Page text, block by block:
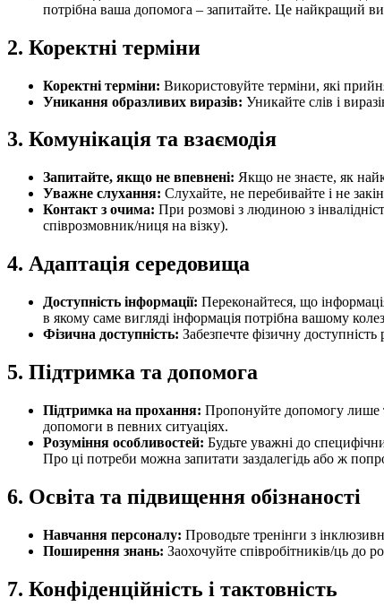
потрібна ваша допомога – запитайте. Це найкращий
2. Коректні терміни
Коректні терміни: Використовуйте терміни, які
Уникання образливих виразів: Уникайте слів і
3. Комунікація та взаємодія
Запитайте, якщо не впевнені: Якщо не знаєте, як
Уважне слухання: Слухайте, не перебивайте і не
Контакт з очима: При розмові з людиною з
співрозмовник/ниця на візку).
4. Адаптація середовища
Доступність інформації: Переконайтеся, що
в якому саме вигляді інформація потрібна вашому
Фізична доступність: Забезпечте фізичну
5. Підтримка та допомога
Підтримка на прохання: Пропонуйте допомогу лише
допомоги в певних ситуаціях.
Розуміння особливостей: Будьте уважні до
Про ці потреби можна запитати заздалегідь або ж
6. Освіта та підвищення обізнаності
Навчання персоналу: Проводьте тренінги з
Поширення знань: Заохочуйте співробітників/ць до
7. Конфіденційність і тактовність